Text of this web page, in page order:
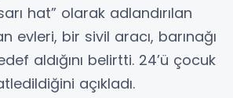
hat” olarak adlandırılan
evleri, bir sivil aracı, barınağı
aldığını belirtti. 24’ü çocuk
açıkladı.